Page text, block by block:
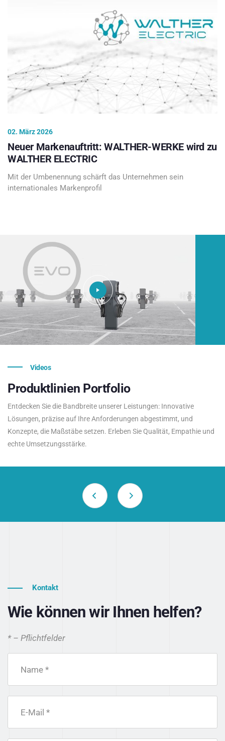
02. März 2026
Neuer Markenauftritt: WALTHER-WERKE wird zu
WALTHER ELECTRIC
Mit der Umbenennung schärft das Unternehmen sein
internationales Markenprofil
Videos
Produktlinien Portfolio
Entdecken Sie die Bandbreite unserer Leistungen: Innovative
Lösungen, präzise auf Ihre Anforderungen abgestimmt, und
Konzepte, die Maßstäbe setzen. Erleben Sie Qualität, Empathie und
echte Umsetzungsstärke.
Kontakt
Wie können wir Ihnen helfen?
* – Pflichtfelder
Name *
E-Mail *